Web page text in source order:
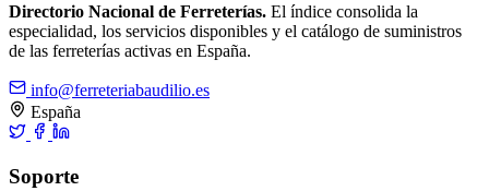
Directorio Nacional de Ferreterías. El índice consolida la
especialidad, los servicios disponibles y el catálogo de suministros
de las ferreterías activas en España.
info@ferreteriabaudilio.es
España
Soporte